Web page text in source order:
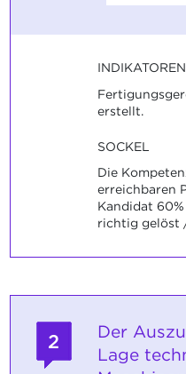
INDIKATOREN
erstellt.
SOCKEL
Die
erreichbaren
Kandidat
richtig gelöst
2
Der
Lage